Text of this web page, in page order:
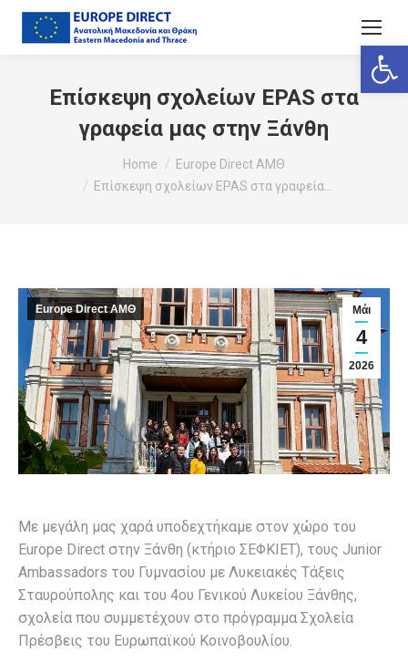
Επίσκεψη σχολείων EPAS στα
γραφεία μας στην Ξάνθη
Home
Europe Direct ΑΜΘ
Επίσκεψη σχολείων EPAS στα γραφεία…
Μάι
4
2026
Europe Direct ΑΜΘ
Με μεγάλη μας χαρά υποδεχτήκαμε στον χώρο του
Europe Direct στην Ξάνθη (κτήριο ΣΕΦΚΙΕΤ), τους Junior
Ambassadors του Γυμνασίου με Λυκειακές Τάξεις
Σταυρούπολης και του 4ου Γενικού Λυκείου Ξάνθης,
σχολεία που συμμετέχουν στο πρόγραμμα Σχολεία
Πρέσβεις του Ευρωπαϊκού Κοινοβουλίου.